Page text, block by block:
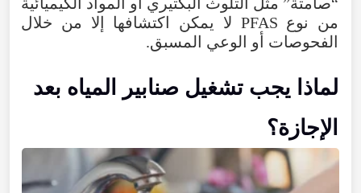
من نوع PFAS لا يمكن اكتشافها إلا من خلال
الفحوصات أو الوعي المسبق.
لماذا يجب تشغيل صنابير المياه بعد
الإجازة؟